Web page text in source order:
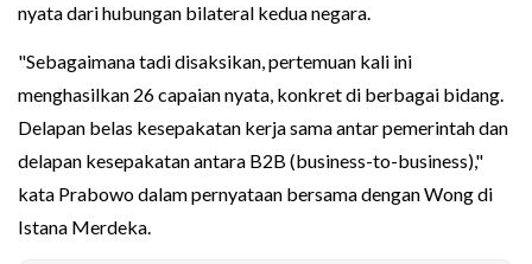
nyata dari hubungan bilateral kedua negara.
"Sebagaimana tadi disaksikan, pertemuan kali ini
menghasilkan 26 capaian nyata, konkret di berbagai bidang.
Delapan belas kesepakatan kerja sama antar pemerintah dan
delapan kesepakatan antara B2B (business-to-business),"
kata Prabowo dalam pernyataan bersama dengan Wong di
Istana Merdeka.